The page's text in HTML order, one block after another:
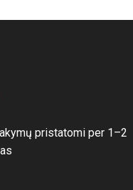
pristatomi per 1–2